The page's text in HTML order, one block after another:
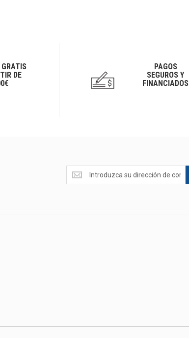
GRATIS
DE
PAGOS
SEGUROS Y
FINANCIADOS
Ofertas
<br>Novedades